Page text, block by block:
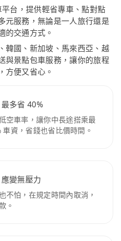
台，提供輕省專車、點對點
元服務，無論是一人旅行還是
的交通方式。
韓國、新加坡、馬來西亞、越
與景點包車服務，讓你的旅程
方便又省心。
多省 40%
空車率，讓你中長途搭乘最
車資，省錢也省比價時間。
變無壓力
不怕，在規定時間內取消，
。